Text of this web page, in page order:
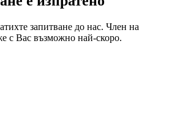
запитване до нас. Член на
с Вас възможно най-скоро.